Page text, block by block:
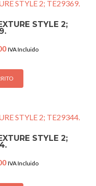
STYLE 2;
Current
is:
$1,190.00.
IVA Incluido
STYLE 2;
Current
is:
IVA Incluido